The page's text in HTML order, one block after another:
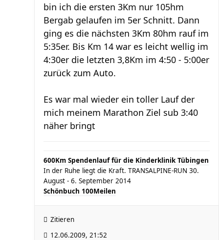
bin ich die ersten 3Km nur 105hm
Bergab gelaufen im 5er Schnitt. Dann
ging es die nächsten 3Km 80hm rauf im
5:35er. Bis Km 14 war es leicht wellig im
4:30er die letzten 3,8Km im 4:50 - 5:00er
zurück zum Auto.
Es war mal wieder ein toller Lauf der
mich meinem Marathon Ziel sub 3:40
näher bringt
600Km Spendenlauf für die Kinderklinik Tübingen
In der Ruhe liegt die Kraft. TRANSALPINE-RUN 30.
August - 6. September 2014
Schönbuch 100Meilen
Zitieren
12.06.2009, 21:52